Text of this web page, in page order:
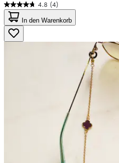
4.8 (4)
4.8
von
5
Sternen.
4
In den Warenkorb